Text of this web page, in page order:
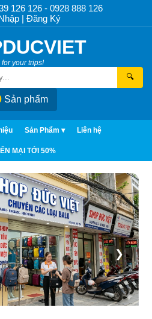
126 126 - 0928 888 126
| Đăng Ký
for your trips!
🔍
Sản phẩm
Sản Phẩm ▾ Liên hệ
MẠI TỚI 50%
❯